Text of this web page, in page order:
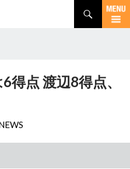
得点 渡辺8得点、